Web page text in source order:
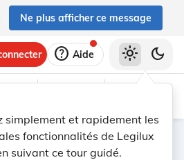
Ne plus afficher ce message
help Aide
simplement et rapidement les
fonctionnalités de Legilux
suivant ce tour guidé.
light_mode dark_mode
recherche
Filtres